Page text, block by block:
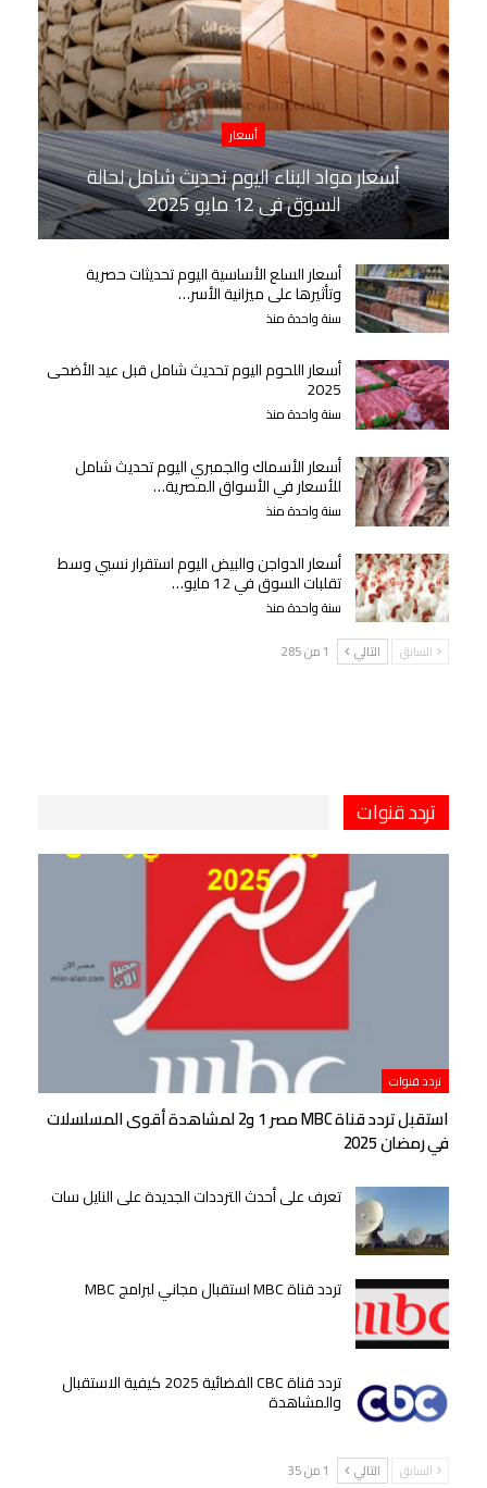
أسعار
أسعار مواد البناء اليوم تحديث شامل لحالة
السوق في 12 مايو 2025
أسعار السلع الأساسية اليوم تحديثات حصرية
وتأثيرها على ميزانية الأسر…
سنة واحدة منذ
أسعار اللحوم اليوم تحديث شامل قبل عيد الأضحى
2025
سنة واحدة منذ
أسعار الأسماك والجمبري اليوم تحديث شامل
للأسعار في الأسواق المصرية…
سنة واحدة منذ
أسعار الدواجن والبيض اليوم استقرار نسبي وسط
تقلبات السوق في 12 مايو…
سنة واحدة منذ
السابق التالي 1 من 285
تردد قنوات
تردد قنوات
استقبل تردد قناة MBC مصر 1 و2 لمشاهدة أقوى المسلسلات
في رمضان 2025
تعرف على أحدث الترددات الجديدة على النايل سات
تردد قناة MBC استقبال مجاني لبرامج MBC
تردد قناة CBC الفضائية 2025 كيفية الاستقبال
والمشاهدة
السابق التالي 1 من 35